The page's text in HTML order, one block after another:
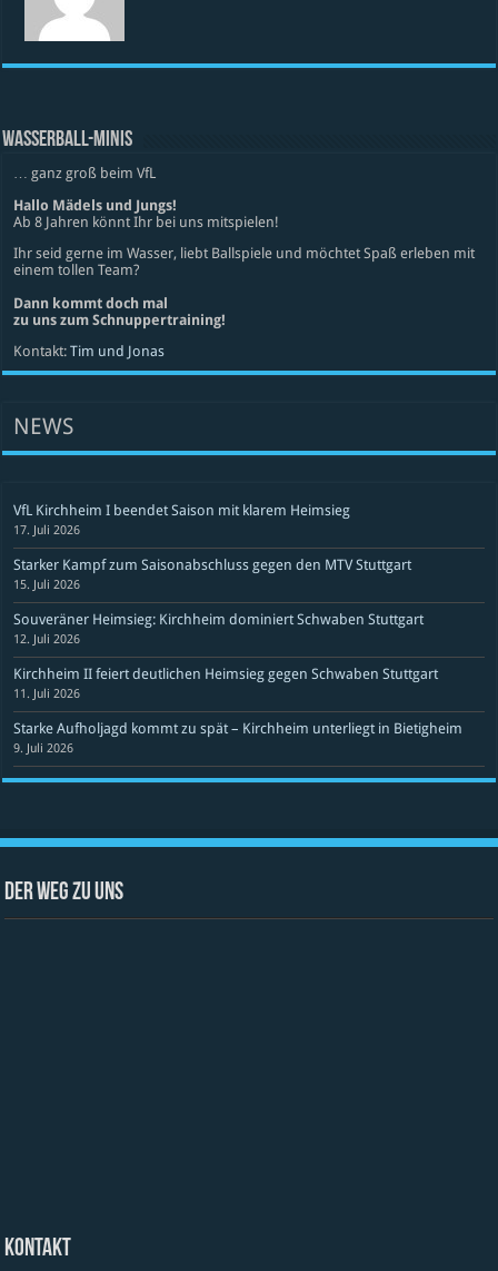
WASSERBALL-MINIS
… ganz groß beim VfL
Hallo Mädels und Jungs!
Ab 8 Jahren könnt Ihr bei uns mitspielen!
Ihr seid gerne im Wasser, liebt Ballspiele und möchtet Spaß erleben mit
einem tollen Team?
Dann kommt doch mal
zu uns zum Schnuppertraining!
Kontakt:Tim und Jonas
NEWS
VfL Kirchheim I beendet Saison mit klarem Heimsieg
17. Juli 2026
Starker Kampf zum Saisonabschluss gegen den MTV Stuttgart
15. Juli 2026
Souveräner Heimsieg: Kirchheim dominiert Schwaben Stuttgart
12. Juli 2026
Kirchheim II feiert deutlichen Heimsieg gegen Schwaben Stuttgart
11. Juli 2026
Starke Aufholjagd kommt zu spät – Kirchheim unterliegt in Bietigheim
9. Juli 2026
Der Weg zu uns
Kontakt